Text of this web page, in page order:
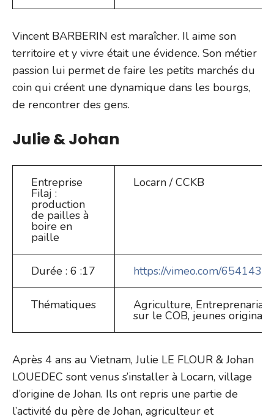
Vincent BARBERIN est maraîcher. Il aime son
territoire et y vivre était une évidence. Son métier
passion lui permet de faire les petits marchés du
coin qui créent une dynamique dans les bourgs,
de rencontrer des gens.
Julie & Johan
Entreprise
Filaj :
production
de pailles à
boire en
paille
Locarn / CCKB
Durée : 6 :17 https://vimeo.com/
Thématiques Agriculture, Entreprenariat,
sur le COB, jeunes
Après 4 ans au Vietnam, Julie LE FLOUR & Johan
LOUEDEC sont venus s’installer à Locarn, village
d’origine de Johan. Ils ont repris une partie de
l’activité du père de Johan, agriculteur et